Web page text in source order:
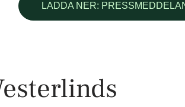
LADDA NER: